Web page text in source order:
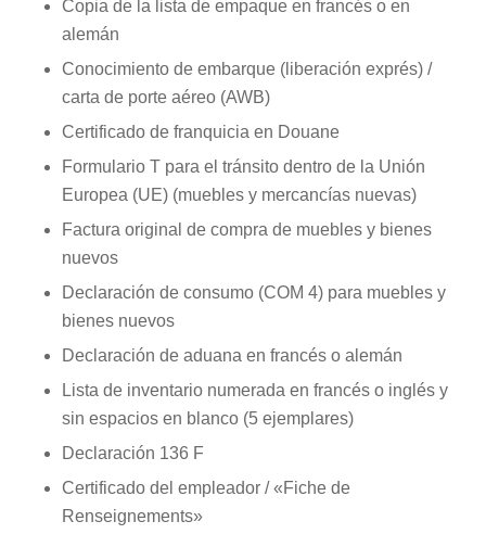
Copia de la lista de empaque en francés o en
alemán
Conocimiento de embarque (liberación exprés) /
carta de porte aéreo (AWB)
Certificado de franquicia en Douane
Formulario T para el tránsito dentro de la Unión
Europea (UE) (muebles y mercancías nuevas)
Factura original de compra de muebles y bienes
nuevos
Declaración de consumo (COM 4) para muebles y
bienes nuevos
Declaración de aduana en francés o alemán
Lista de inventario numerada en francés o inglés y
sin espacios en blanco (5 ejemplares)
Declaración 136 F
Certificado del empleador / «Fiche de
Renseignements»